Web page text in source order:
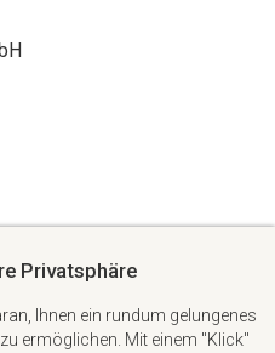
Privatsphäre
Ihnen ein rundum gelungenes
ermöglichen. Mit einem "Klick"